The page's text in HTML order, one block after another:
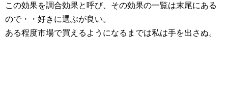
この効果を調合効果と呼び、その効果の一覧は末尾にある
ので・・好きに選ぶが良い。
ある程度市場で買えるようになるまでは私は手を出さぬ。